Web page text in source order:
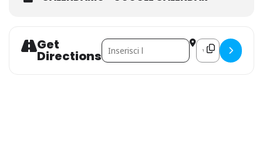
Get
Directions
Address - Carbonara Day []Destination